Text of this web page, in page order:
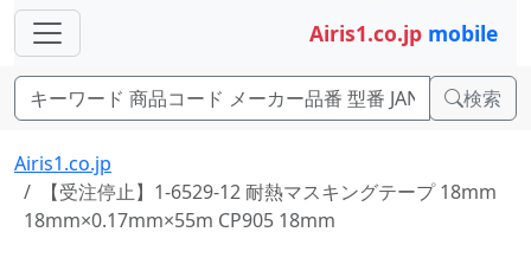
Airis1.co.jp mobile
検索
Airis1.co.jp
【受注停止】1-6529-12 耐熱マスキングテープ 18mm
18mm×0.17mm×55m CP905 18mm